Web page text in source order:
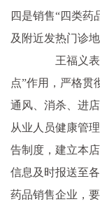
四是销售“四类药
及附近发热门诊地
王福义表
点”作用，严格贯
通风、消杀、进
从业人员健康管
告制度，建立本
信息及时报送至
药品销售企业，